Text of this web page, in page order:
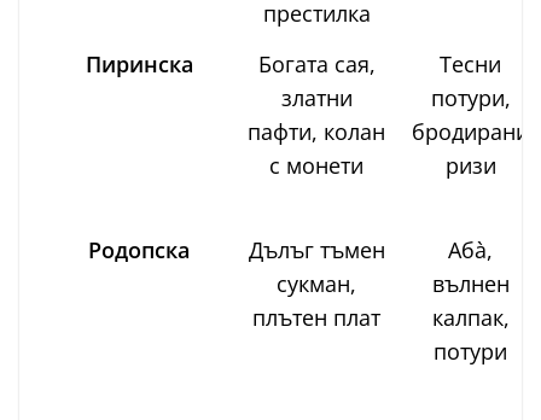
престилка
Пиринска
Богата сая,
златни
пафти, колан
с монети
Тесни
потури,
бродирани
ризи
Родопска
Дълъг тъмен
сукман,
плътен плат
Абà,
вълнен
калпак,
потури